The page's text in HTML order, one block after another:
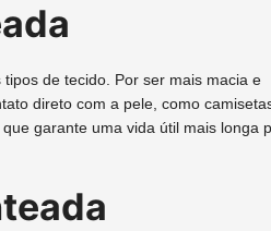
de tecido. Por ser mais macia e
direto com a pele, como
garante uma vida útil mais longa